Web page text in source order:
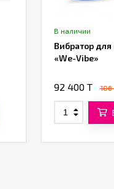
В наличии
Вибратор
«We-Vibe»
92 400 T 106